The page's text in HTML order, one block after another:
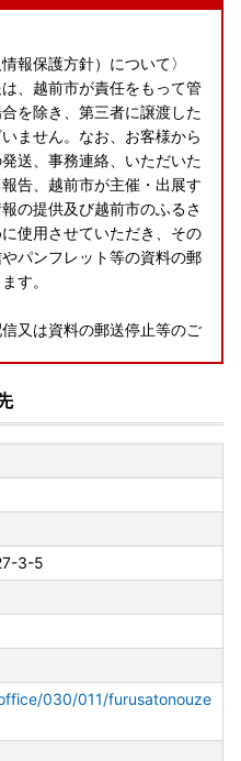
報保護方針）について〉
、越前市が責任をもって管
を除き、第三者に譲渡した
ません。なお、お客様から
送、事務連絡、いただいた
告、越前市が主催・出展す
の提供及び越前市のふるさ
使用させていただき、その
パンフレット等の資料の郵
す。
又は資料の郵送停止等のご
3-5
中も受付を行っておりま
8月16日（日）
控えさせていただきます
3-5
030/011/furusatonouze